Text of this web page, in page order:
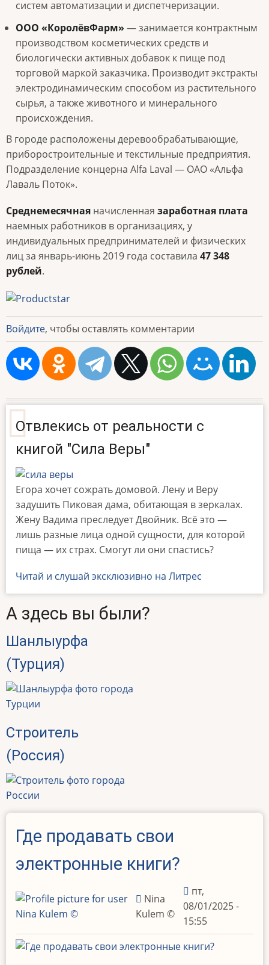
систем автоматизации и диспетчеризации.
ООО «КоролёвФарм» — занимается контрактным
производством косметических средств и
биологически активных добавок к пище под
торговой маркой заказчика. Производит экстракты
электродинамическим способом из растительного
сырья, а также животного и минерального
происхождения.
В городе расположены деревообрабатывающие,
приборостроительные и текстильные предприятия.
Подразделение концерна Alfa Laval — ОАО «Альфа
Лаваль Поток».
Среднемесячная начисленная заработная плата
наемных работников в организациях, у
индивидуальных предпринимателей и физических
лиц за январь-июнь 2019 года составила 47 348
рублей.
Войдите, чтобы оставлять комментарии
Отвлекись от реальности с
книгой "Сила Веры"
Егора хочет сожрать домовой. Лену и Веру
задушить Пиковая дама, обитающая в зеркалах.
Жену Вадима преследует Двойник. Всё это —
лишь разные лица одной сущности, для которой
пища — их страх. Смогут ли они спастись?
Читай и слушай эксклюзивно на Литрес
А здесь вы были?
Шанлыурфа
(Турция)
Строитель
(Россия)
Где продавать свои
электронные книги?
Nina
Kulem ©️
пт,
08/01/2025 -
15:55